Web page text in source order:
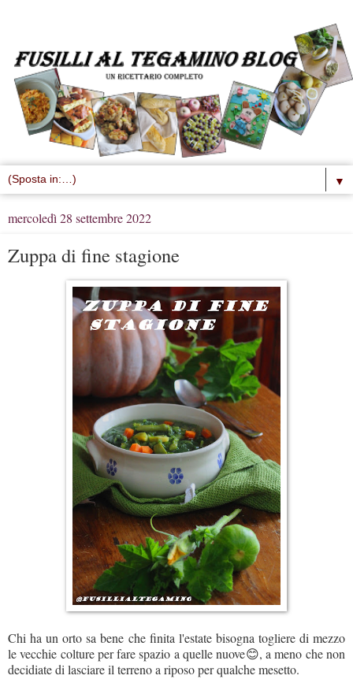
▼
mercoledì 28 settembre 2022
Zuppa di fine stagione
Chi ha un orto sa bene che finita l'estate bisogna togliere di mezzo
le vecchie colture per fare spazio a quelle nuove😊, a meno che non
decidiate di lasciare il terreno a riposo per qualche mesetto.